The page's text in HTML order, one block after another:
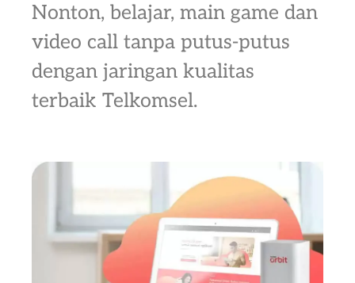
Nonton, belajar, main game dan
video call tanpa putus-putus
dengan jaringan kualitas
terbaik Telkomsel.